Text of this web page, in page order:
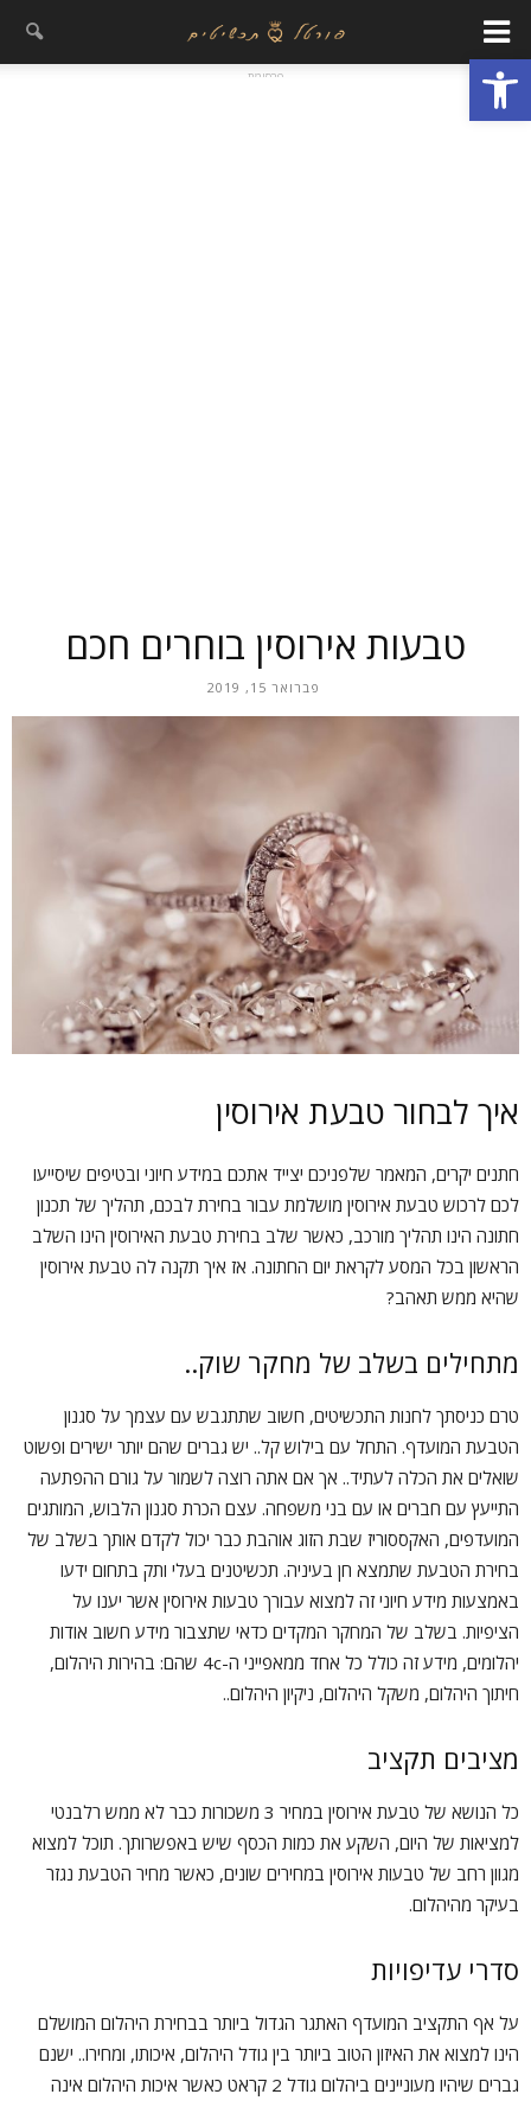
פתח סרגל נגישות - פרסומת -
טבעות אירוסין בוחרים חכם
פברואר 15, 2019
איך לבחור טבעת אירוסין
חתנים יקרים, המאמר שלפניכם יצייד אתכם במידע חיוני ובטיפים שיסייעו
לכם לרכוש טבעת אירוסין מושלמת עבור בחירת לבכם, תהליך של תכנון
חתונה הינו תהליך מורכב, כאשר שלב בחירת טבעת האירוסין הינו השלב
הראשון בכל המסע לקראת יום החתונה. אז איך תקנה לה טבעת אירוסין
שהיא ממש תאהב?
מתחילים בשלב של מחקר שוק..
טרם כניסתך לחנות התכשיטים, חשוב שתתגבש עם עצמך על סגנון
הטבעת המועדף. התחל עם בילוש קל.. יש גברים שהם יותר ישירים ופשוט
שואלים את הכלה לעתיד.. אך אם אתה רוצה לשמור על גורם ההפתעה
התייעץ עם חברים או עם בני משפחה. עצם הכרת סגנון הלבוש, המותגים
המועדפים, האקססוריז שבת הזוג אוהבת כבר יכול לקדם אותך בשלב של
בחירת הטבעת שתמצא חן בעיניה. תכשיטנים בעלי ותק בתחום ידעו
באמצעות מידע חיוני זה למצוא עבורך טבעות אירוסין אשר יענו על
הציפיות. בשלב של המחקר המקדים כדאי שתצבור מידע חשוב אודות
יהלומים, מידע זה כולל כל אחד ממאפייני ה-4c שהם: בהירות היהלום,
חיתוך היהלום, משקל היהלום, ניקיון היהלום..
מציבים תקציב
כל הנושא של טבעת אירוסין במחיר 3 משכורות כבר לא ממש רלבנטי
למציאות של היום, השקע את כמות הכסף שיש באפשרותך. תוכל למצוא
מגוון רחב של טבעות אירוסין במחירים שונים, כאשר מחיר הטבעת נגזר
בעיקר מהיהלום.
סדרי עדיפויות
על אף התקציב המועדף האתגר הגדול ביותר בבחירת היהלום המושלם
הינו למצוא את האיזון הטוב ביותר בין גודל היהלום, איכותו, ומחירו.. ישנם
גברים שיהיו מעוניינים ביהלום גודל 2 קראט כאשר איכות היהלום אינה